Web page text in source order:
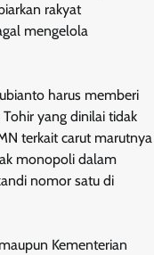
rakyat
mengelola
harus memberi
yang dinilai tidak
terkait carut marutnya
monopoli dalam
nomor satu di
Kementerian